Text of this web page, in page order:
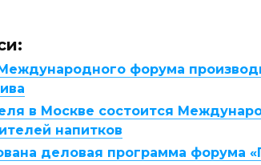
форума
в Москве состоится
напитков
деловая программа форума